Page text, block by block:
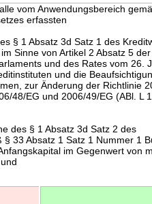
vom Anwendungsbereich
erfassten
§ 1 Absatz 3d Satz 1 des
Sinne von Artikel 2 Absatz 5
und des Rates vom 26.
und die
zur Änderung der Richtlinie
48/EG und 2006/49/EG (ABl. L
des § 1 Absatz 3d Satz 2 des
33 Absatz 1 Satz 1 Nummer 1
im Gegenwert von